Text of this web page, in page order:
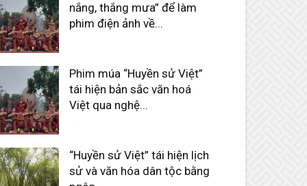
nắng, thắng mưa” để làm
phim điện ảnh về...
Phim múa “Huyền sử Việt”
tái hiện bản sắc văn hoá
Việt qua nghệ...
“Huyền sử Việt” tái hiện lịch
sử và văn hóa dân tộc bằng